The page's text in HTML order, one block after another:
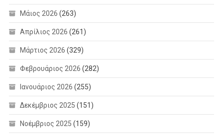
Μάιος 2026 (263)
Απρίλιος 2026 (261)
Μάρτιος 2026 (329)
Φεβρουάριος 2026 (282)
Ιανουάριος 2026 (255)
Δεκέμβριος 2025 (151)
Νοέμβριος 2025 (159)